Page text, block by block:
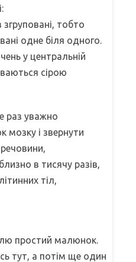
згруповані, тобто
одне біля одного.
у центральній
сірою
раз уважно
мозку і звернути
речовини,
в тисячу разів,
тіл,
простий малюнок.
тут, а потім ще один